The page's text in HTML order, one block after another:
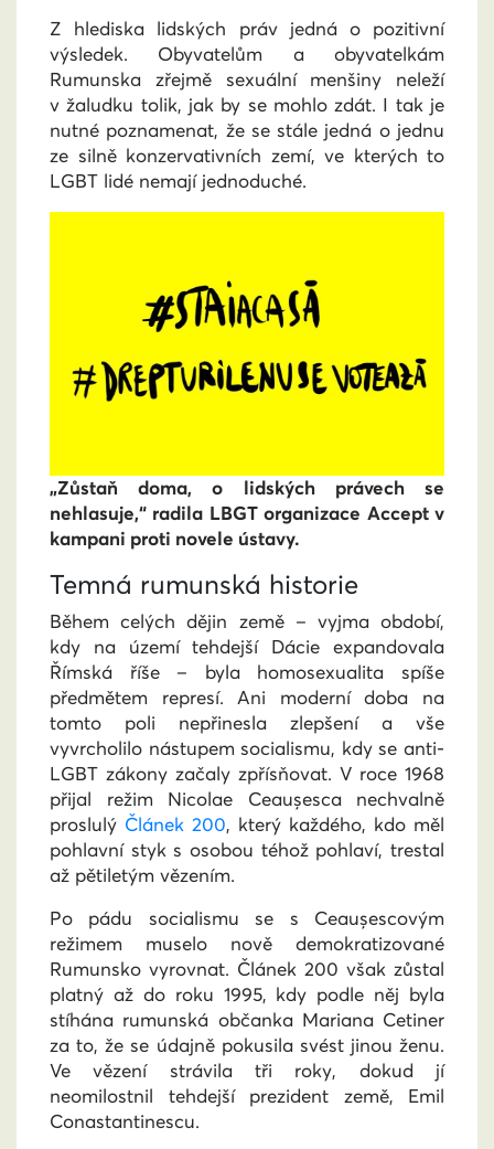
Z hlediska lidských práv jedná o pozitivní
výsledek. Obyvatelům a obyvatelkám
Rumunska zřejmě sexuální menšiny neleží
v žaludku tolik, jak by se mohlo zdát. I tak je
nutné poznamenat, že se stále jedná o jednu
ze silně konzervativních zemí, ve kterých to
LGBT lidé nemají jednoduché.
„Zůstaň doma, o lidských právech se
nehlasuje,“ radila LBGT organizace Accept v
kampani proti novele ústavy.
Temná rumunská historie
Během celých dějin země – vyjma období,
kdy na území tehdejší Dácie expandovala
Římská říše – byla homosexualita spíše
předmětem represí. Ani moderní doba na
tomto poli nepřinesla zlepšení a vše
vyvrcholilo nástupem socialismu, kdy se anti-
LGBT zákony začaly zpřísňovat. V roce 1968
přijal režim Nicolae Ceaușesca nechvalně
proslulý Článek 200, který každého, kdo měl
pohlavní styk s osobou téhož pohlaví, trestal
až pětiletým vězením.
Po pádu socialismu se s Ceaușescovým
režimem muselo nově demokratizované
Rumunsko vyrovnat. Článek 200 však zůstal
platný až do roku 1995, kdy podle něj byla
stíhána rumunská občanka Mariana Cetiner
za to, že se údajně pokusila svést jinou ženu.
Ve vězení strávila tři roky, dokud jí
neomilostnil tehdejší prezident země, Emil
Conastantinescu.